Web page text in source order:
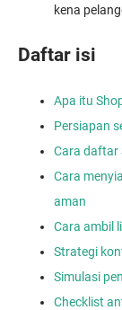
kena
Daftar isi
Apa itu
Persiapan
Cara daftar
Cara
aman
Cara ambil
Strategi
Simulasi
Checklist